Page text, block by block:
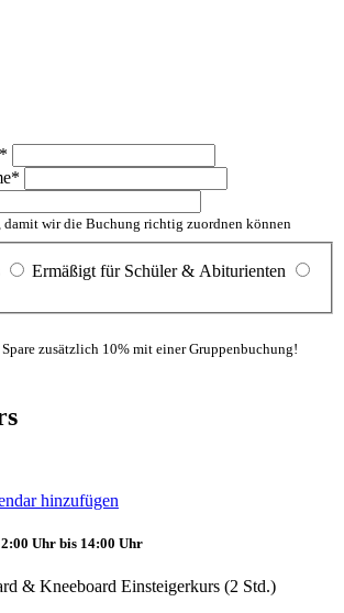
*
*
damit wir die Buchung richtig zuordnen können
Ermäßigt für Schüler & Abiturienten
Spare zusätzlich 10% mit einer Gruppenbuchung!
hinzufügen
Uhr bis 14:00 Uhr
& Kneeboard Einsteigerkurs (2 Std.)